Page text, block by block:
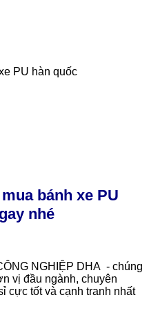
bánh xe PU
nhé
NGHIỆP DHA - chúng
vị đầu ngành, chuyên
cực tốt và cạnh tranh nhất